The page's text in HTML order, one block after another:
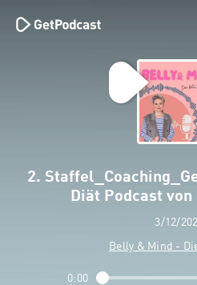
2.
Diät Podcast
3/12/
Belly & Mind -
0:00